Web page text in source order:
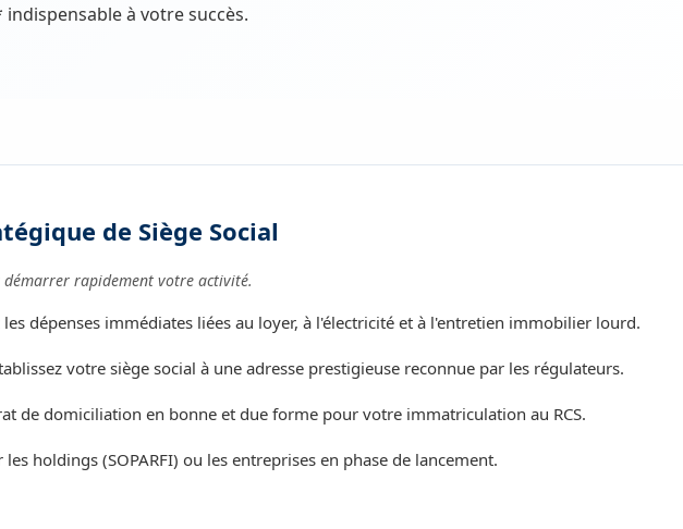
à votre succès.
de Siège Social
rapidement votre activité.
les dépenses immédiates liées au loyer, à l'électricité et à l'entretien immobilier lourd.
votre siège social à une adresse prestigieuse reconnue par les régulateurs.
de domiciliation en bonne et due forme pour votre immatriculation au RCS.
holdings (SOPARFI) ou les entreprises en phase de lancement.